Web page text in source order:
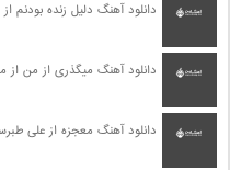
دانلود آهنگ دلیل زنده بودنم
دانلود آهنگ میگذری از من
دانلود آهنگ معجزه از علی